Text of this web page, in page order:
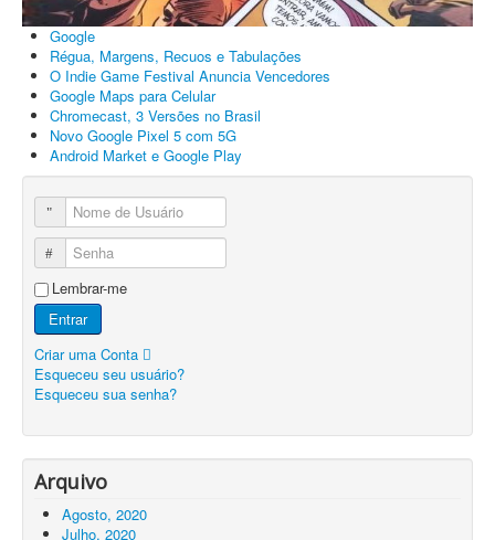
Google
Régua, Margens, Recuos e Tabulações
O Indie Game Festival Anuncia Vencedores
Google Maps para Celular
Chromecast, 3 Versões no Brasil
Novo Google Pixel 5 com 5G
Android Market e Google Play
Nome de Usuário
Senha
Lembrar-me
Entrar
Criar uma Conta
Esqueceu seu usuário?
Esqueceu sua senha?
Arquivo
Agosto, 2020
Julho, 2020